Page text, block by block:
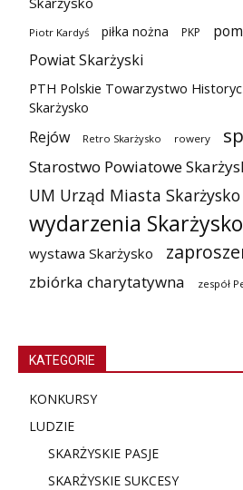
Piotr Kardyś piłka nożna PKP
Powiat Skarżyski
PTH Polskie Towarzystwo
Skarżysko
Rejów Retro Skarżysko rowery
Starostwo Powiatowe
UM Urząd Miasta Skarżysko
wydarzenia Skarżysko
wystawa Skarżysko
zbiórka charytatywna zespół
KATEGORIE
KONKURSY
LUDZIE
SKARŻYSKIE PASJE
SKARŻYSKIE SUKCESY